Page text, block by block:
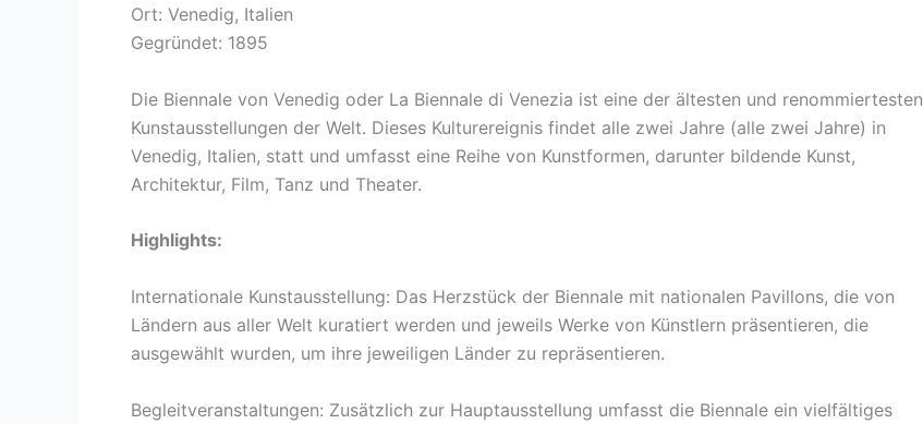
Ort: Venedig, Italien
Gegründet: 1895
Die Biennale von Venedig oder La Biennale di Venezia ist eine der ältesten und renommiertesten
Kunstausstellungen der Welt. Dieses Kulturereignis findet alle zwei Jahre (alle zwei Jahre) in
Venedig, Italien, statt und umfasst eine Reihe von Kunstformen, darunter bildende Kunst,
Architektur, Film, Tanz und Theater.
Highlights:
Internationale Kunstausstellung: Das Herzstück der Biennale mit nationalen Pavillons, die von
Ländern aus aller Welt kuratiert werden und jeweils Werke von Künstlern präsentieren, die
ausgewählt wurden, um ihre jeweiligen Länder zu repräsentieren.
Begleitveranstaltungen: Zusätzlich zur Hauptausstellung umfasst die Biennale ein vielfältiges